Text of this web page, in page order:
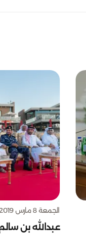
الجمعة 8 مارس 2019
عبدالله بن